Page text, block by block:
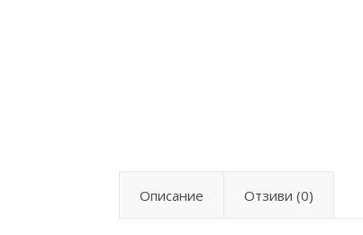
Описание Отзиви (0)